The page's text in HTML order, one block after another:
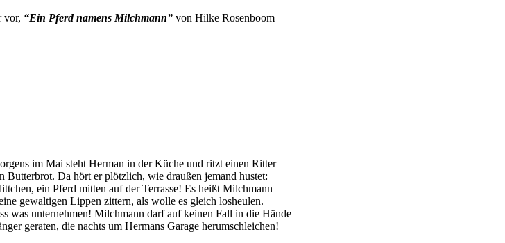
vor, “Ein Pferd namens Milchmann” von Hilke Rosenboom
im Mai steht Herman in der Küche und ritzt einen Ritter
Butterbrot. Da hört er plötzlich, wie draußen jemand hustet:
ein Pferd mitten auf der Terrasse! Es heißt Milchmann
gewaltigen Lippen zittern, als wolle es gleich losheulen.
was unternehmen! Milchmann darf auf keinen Fall in die Hände
geraten, die nachts um Hermans Garage herumschleichen!